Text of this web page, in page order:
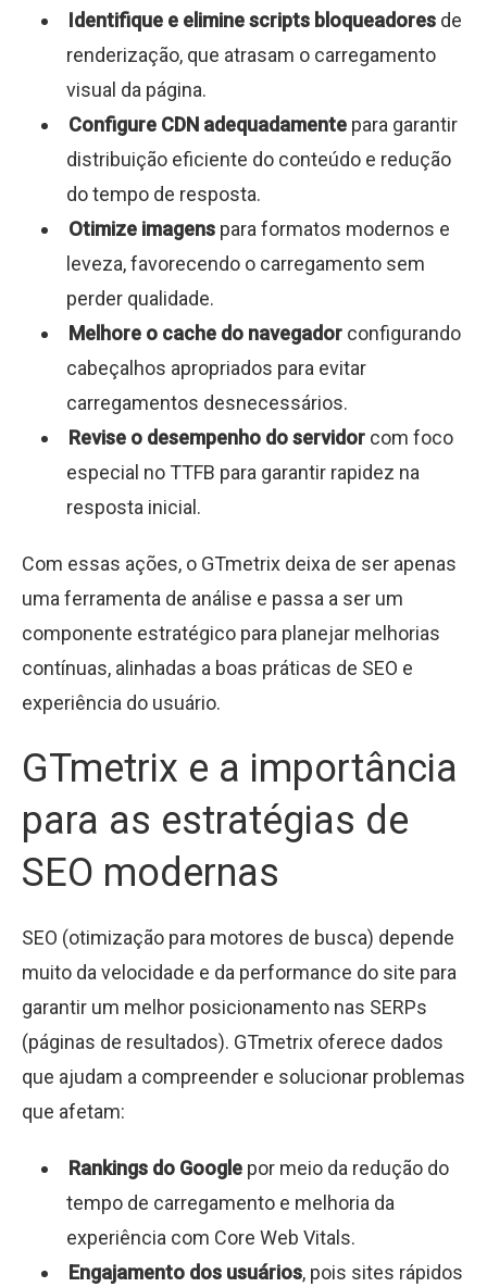
Identifique e elimine scripts bloqueadores de
renderização, que atrasam o carregamento
visual da página.
Configure CDN adequadamente para garantir
distribuição eficiente do conteúdo e redução
do tempo de resposta.
Otimize imagens para formatos modernos e
leveza, favorecendo o carregamento sem
perder qualidade.
Melhore o cache do navegador configurando
cabeçalhos apropriados para evitar
carregamentos desnecessários.
Revise o desempenho do servidor com foco
especial no TTFB para garantir rapidez na
resposta inicial.
Com essas ações, o GTmetrix deixa de ser apenas
uma ferramenta de análise e passa a ser um
componente estratégico para planejar melhorias
contínuas, alinhadas a boas práticas de SEO e
experiência do usuário.
GTmetrix e a importância
para as estratégias de
SEO modernas
SEO (otimização para motores de busca) depende
muito da velocidade e da performance do site para
garantir um melhor posicionamento nas SERPs
(páginas de resultados). GTmetrix oferece dados
que ajudam a compreender e solucionar problemas
que afetam:
Rankings do Google por meio da redução do
tempo de carregamento e melhoria da
experiência com Core Web Vitals.
Engajamento dos usuários, pois sites rápidos